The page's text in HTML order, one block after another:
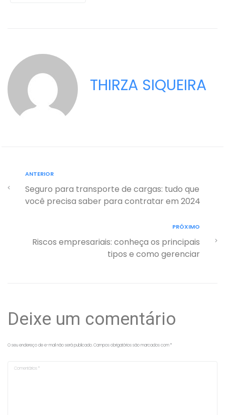
THIRZA SIQUEIRA
ANTERIOR
Seguro para transporte de cargas: tudo que
você precisa saber para contratar em 2024
PRÓXIMO
Riscos empresariais: conheça os principais
tipos e como gerenciar
Deixe um comentário
O seu endereço de e-mail não será publicado.Campos obrigatórios são marcados com*